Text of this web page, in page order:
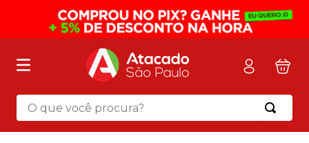
O que você procura?
Termos mais buscados